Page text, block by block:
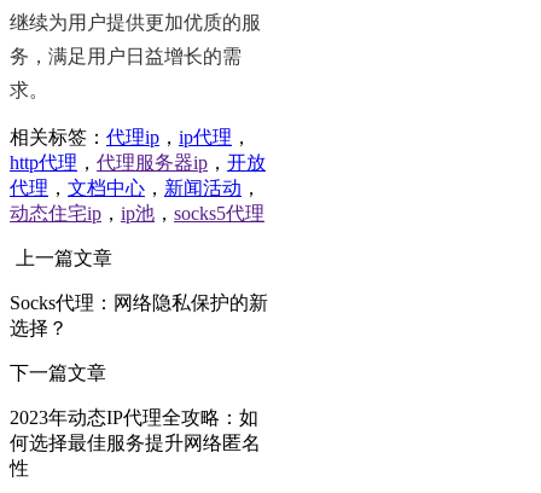
继续为用户提供更加优质的服
务，满足用户日益增长的需
求。
相关标签： 代理ip ， ip代理 ，
http代理 ， 代理服务器ip ， 开放
代理 ， 文档中心 ， 新闻活动 ，
动态住宅ip ， ip池 ， socks5代理
上一篇文章
Socks代理：网络隐私保护的新
选择？
下一篇文章
2023年动态IP代理全攻略：如
何选择最佳服务提升网络匿名
性